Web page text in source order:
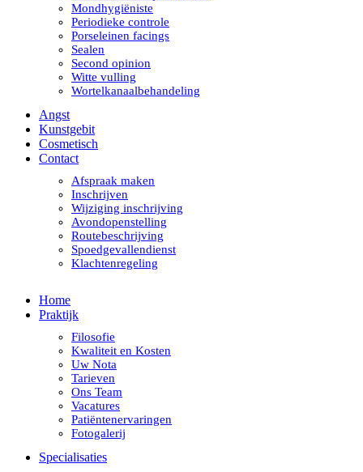
Mondhygiëniste
Periodieke controle
Porseleinen facings
Sealen
Second opinion
Witte vulling
Wortelkanaalbehandeling
Angst
Kunstgebit
Cosmetisch
Contact
Afspraak maken
Inschrijven
Wijziging inschrijving
Avondopenstelling
Routebeschrijving
Spoedgevallendienst
Klachtenregeling
Home
Praktijk
Filosofie
Kwaliteit en Kosten
Uw Nota
Tarieven
Ons Team
Vacatures
Patiëntenervaringen
Fotogalerij
Specialisaties